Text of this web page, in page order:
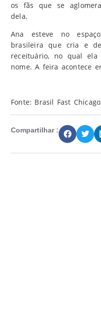
os fãs que se
dela.
Ana esteve no
brasileira que cria e
receituário, no qual
nome. A feira acontece
Fonte: Brasil Fast Chicago
Compartilhar :